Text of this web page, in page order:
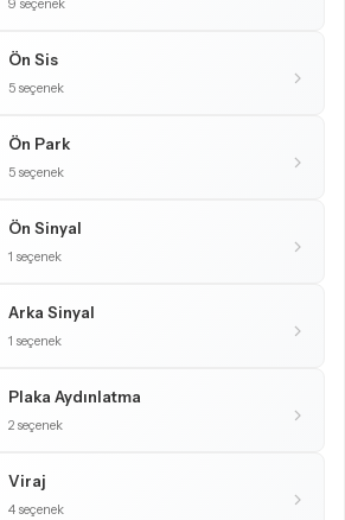
9 seçenek
Ön Sis
5 seçenek
Ön Park
5 seçenek
Ön Sinyal
1 seçenek
Arka Sinyal
1 seçenek
Plaka Aydınlatma
2 seçenek
Viraj
4 seçenek